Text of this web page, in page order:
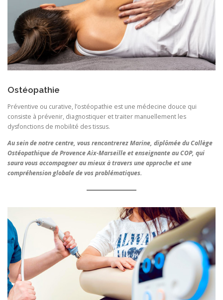
Ostéopathie
Préventive ou curative, l’ostéopathie est une médecine douce qui
consiste à prévenir, diagnostiquer et traiter manuellement les
dysfonctions de mobilité des tissus.
Au sein de notre centre, vous rencontrerez Marine, diplômée du Collège
Ostéopathique de Provence Aix-Marseille et enseignante au COP, qui
saura vous accompagner au mieux à travers une approche et une
compréhension globale de vos problématiques.